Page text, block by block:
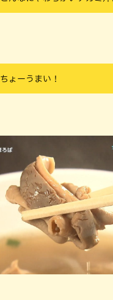
ちょーうまい！